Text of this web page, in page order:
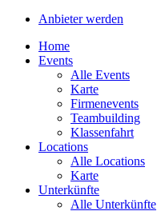
Anbieter werden
Home
Events
Alle Events
Karte
Firmenevents
Teambuilding
Klassenfahrt
Locations
Alle Locations
Karte
Unterkünfte
Alle Unterkünfte